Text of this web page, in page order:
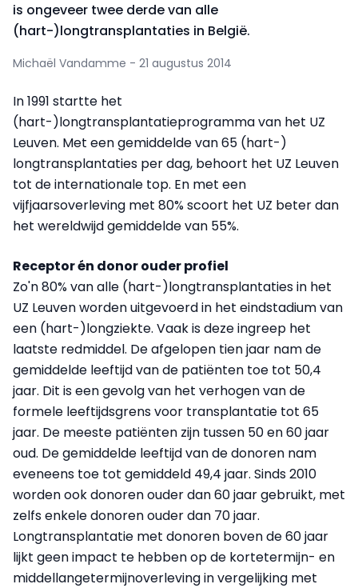
is ongeveer twee derde van alle
(hart-)longtransplantaties in België.
Michaël Vandamme - 21 augustus 2014
In 1991 startte het
(hart-)longtransplantatieprogramma van het UZ
Leuven. Met een gemiddelde van 65 (hart-)
longtransplantaties per dag, behoort het UZ Leuven
tot de internationale top. En met een
vijfjaarsoverleving met 80% scoort het UZ beter dan
het wereldwijd gemiddelde van 55%.
Receptor én donor ouder profiel
Zo'n 80% van alle (hart-)longtransplantaties in het
UZ Leuven worden uitgevoerd in het eindstadium van
een (hart-)longziekte. Vaak is deze ingreep het
laatste redmiddel. De afgelopen tien jaar nam de
gemiddelde leeftijd van de patiënten toe tot 50,4
jaar. Dit is een gevolg van het verhogen van de
formele leeftijdsgrens voor transplantatie tot 65
jaar. De meeste patiënten zijn tussen 50 en 60 jaar
oud. De gemiddelde leeftijd van de donoren nam
eveneens toe tot gemiddeld 49,4 jaar. Sinds 2010
worden ook donoren ouder dan 60 jaar gebruikt, met
zelfs enkele donoren ouder dan 70 jaar.
Longtransplantatie met donoren boven de 60 jaar
lijkt geen impact te hebben op de kortetermijn- en
middellangetermijnoverleving in vergelijking met